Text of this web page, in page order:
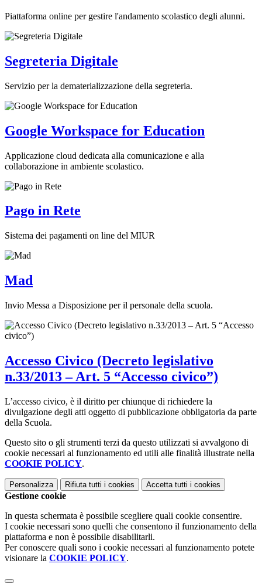
Piattaforma online per gestire l'andamento scolastico degli alunni.
Segreteria Digitale
Servizio per la dematerializzazione della segreteria.
Google Workspace for Education
Applicazione cloud dedicata alla comunicazione e alla
collaborazione in ambiente scolastico.
Pago in Rete
Sistema dei pagamenti on line del MIUR
Mad
Invio Messa a Disposizione per il personale della scuola.
Accesso Civico (Decreto legislativo
n.33/2013 – Art. 5 “Accesso civico”)
L’accesso civico, è il diritto per chiunque di richiedere la
divulgazione degli atti oggetto di pubblicazione obbligatoria da parte
della Scuola.
Questo sito o gli strumenti terzi da questo utilizzati si avvalgono di
cookie necessari al funzionamento ed utili alle finalità illustrate nella
COOKIE POLICY.
Personalizza Rifiuta tutti i cookies Accetta tutti i cookies
Gestione cookie
In questa schermata è possibile scegliere quali cookie consentire.
I cookie necessari sono quelli che consentono il funzionamento della
piattaforma e non è possibile disabilitarli.
Per conoscere quali sono i cookie necessari al funzionamento potete
visionare la COOKIE POLICY.